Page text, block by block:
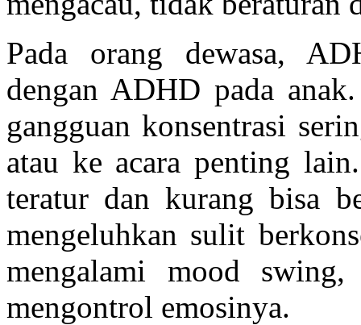
Pada orang dewasa,
dengan ADHD pada
gangguan konsentrasi
atau ke acara penting
teratur dan kurang bisa
mengeluhkan sulit
mengalami mood
mengontrol emosinya.